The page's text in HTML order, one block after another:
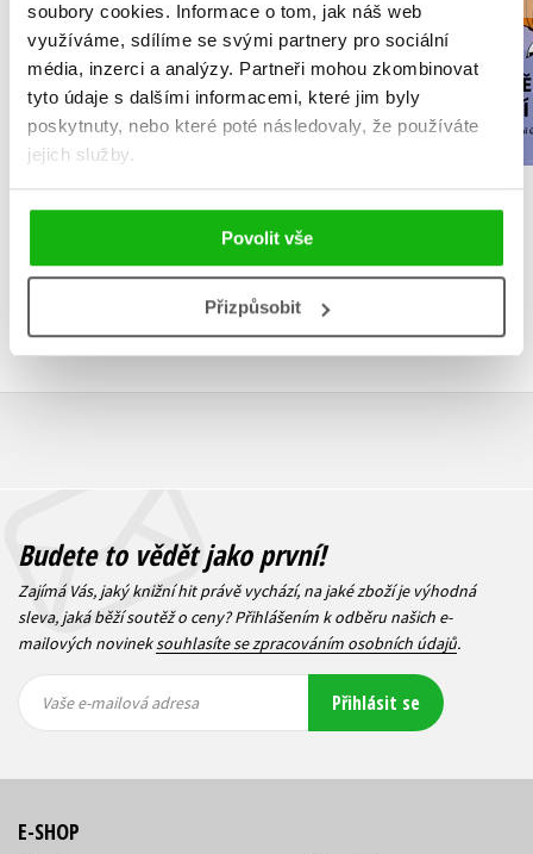
soubory cookies. Informace o tom, jak náš web
využíváme, sdílíme se svými partnery pro sociální
média, inzerci a analýzy. Partneři mohou zkombinovat
tyto údaje s dalšími informacemi, které jim byly
poskytnuty, nebo které poté následovaly, že používáte
jejich služby.
Povolit vše
Přizpůsobit
Do košíku
Do
Budete to vědět jako první!
Zajímá Vás, jaký knižní hit právě vychází, na jaké zboží je výhodná
sleva, jaká běží soutěž o ceny? Přihlášením k odběru našich e-
mailových novineksouhlasíte se zpracováním osobních údajů.
mailová
mailová
Vaše e-mailová adresa Přihlásit se
E-SHOP